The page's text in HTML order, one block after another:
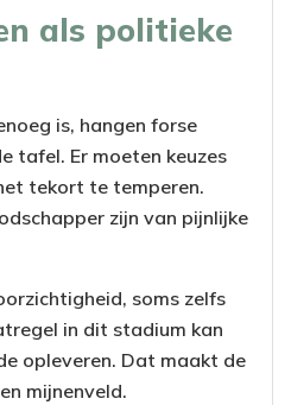
als politieke
is, hangen forse
tafel. Er moeten keuzes
tekort te temperen.
zijn van pijnlijke
soms zelfs
in dit stadium kan
opleveren. Dat maakt de
mijnenveld.